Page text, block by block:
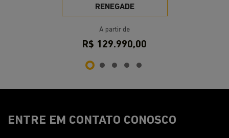
RENEGADE
A partir de
R$ 129.990,00
ENTRE EM CONTATO CONOSCO